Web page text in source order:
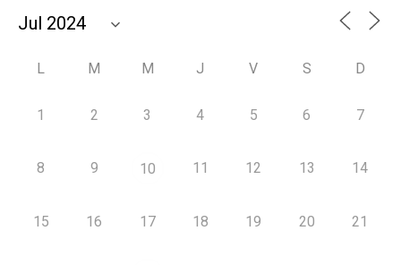
L M M J V S D
1 2 3 4 5 6 7
8 9 10 11 12 13 14
15 16 17 18 19 20 21